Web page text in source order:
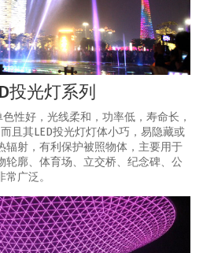
投光灯系列
性好，光线柔和，功率低，寿命长，
且其LED投光灯灯体小巧，易隐藏或
辐射，有利保护被照物体，主要用于
轮廓、体育场、立交桥、纪念碑、公
广泛。